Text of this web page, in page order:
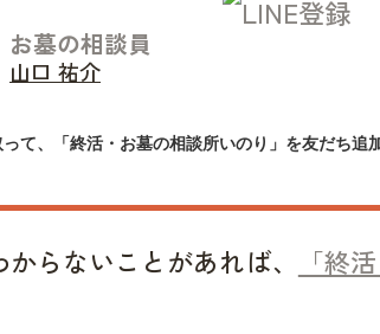
お墓の相談員
山口 祐介
て、「終活・お墓の相談所いのり」を友だち追
らないことがあれば、
「終